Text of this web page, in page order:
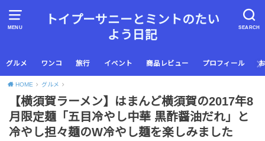
MENU SEARCH
トイプーサニーとミントのたい
よう日記
グルメ ワンコ 旅行 イベント 商品レビュー プロフィール
HOME グルメ
【横須賀ラーメン】はまんど横須賀の2017年8
月限定麺「五目冷やし中華 黒酢醤油だれ」と
冷やし担々麺のW冷やし麺を楽しみました